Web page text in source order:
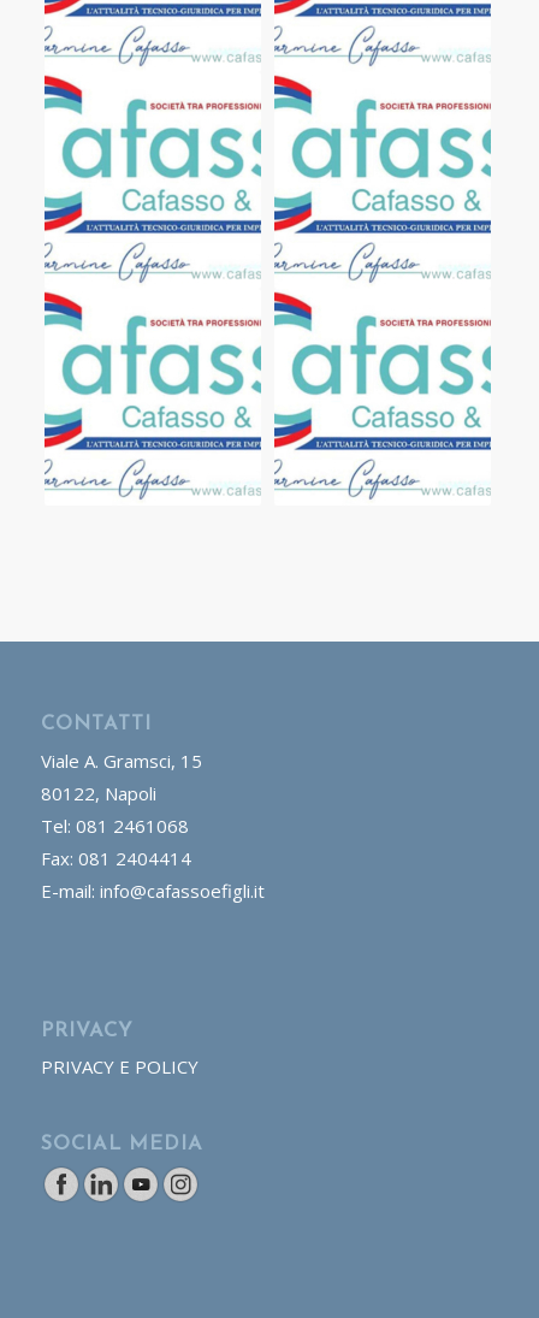
CONTATTI
Viale A. Gramsci, 15
80122, Napoli
Tel: 081 2461068
Fax: 081 2404414
E-mail: info@cafassoefigli.it
PRIVACY
PRIVACY E POLICY
SOCIAL MEDIA